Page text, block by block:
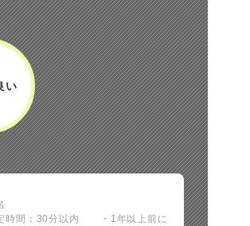
い
時間：30分以内 ・1年以上前に